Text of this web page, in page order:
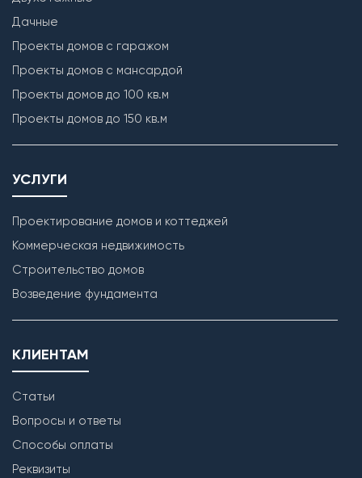
1. Монтаж цокольных и межэтажных пустотных плит
перекрытия (при наличии);
2. Бетонирование полов по грунту и монолитных
обработкой Биозащитным составом.
Бетонирование монолитной межэтажной лестницы
Дачные
Проекты домов с гаражом
Проекты домов с мансардой
Проекты домов до 100 кв.м
Проекты домов до 150 кв.м
УСЛУГИ
Проектирование домов и коттеджей
Коммерческая недвижимость
Строительство домов
Возведение фундамента
КЛИЕНТАМ
Статьи
Вопросы и ответы
Способы оплаты
Реквизиты